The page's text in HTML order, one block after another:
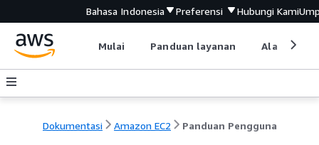
Bahasa Indonesia Preferensi Hubungi Kami
Mulai Panduan layanan Alat
Dokumentasi Amazon EC2 Panduan Pengguna